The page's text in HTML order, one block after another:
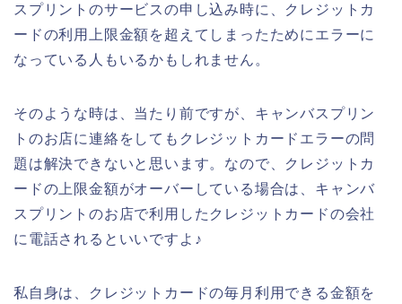
スプリントのサービスの申し込み時に、クレジットカ
ードの利用上限金額を超えてしまったためにエラーに
なっている人もいるかもしれません。
そのような時は、当たり前ですが、キャンバスプリン
トのお店に連絡をしてもクレジットカードエラーの問
題は解決できないと思います。なので、クレジットカ
ードの上限金額がオーバーしている場合は、キャンバ
スプリントのお店で利用したクレジットカードの会社
に電話されるといいですよ♪
私自身は、クレジットカードの毎月利用できる金額を